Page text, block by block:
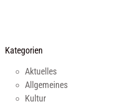
Kategorien
Aktuelles
Allgemeines
Kultur